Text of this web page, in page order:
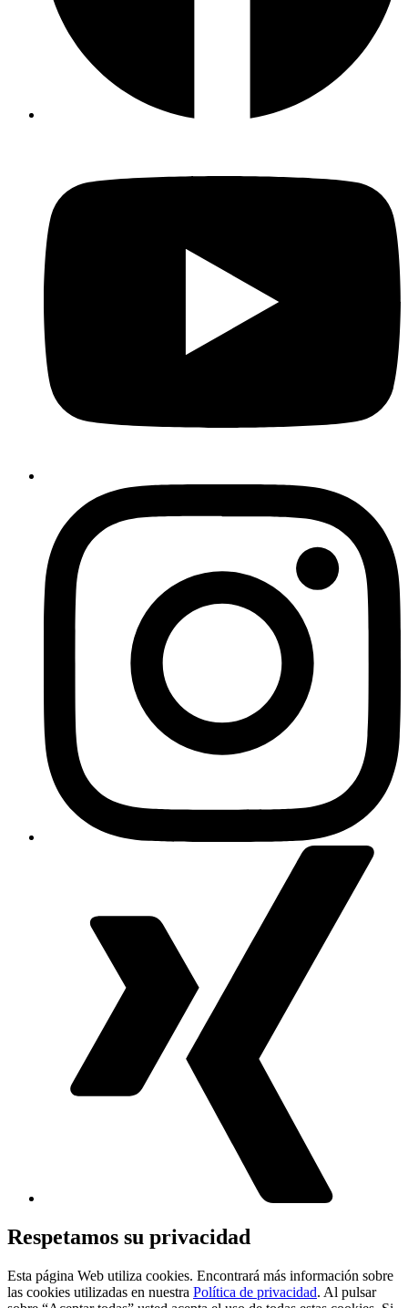
Respetamos su privacidad
Esta página Web utiliza cookies. Encontrará más información sobre
las cookies utilizadas en nuestra Política de privacidad. Al pulsar